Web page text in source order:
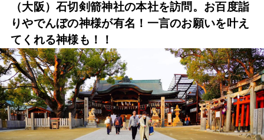
（大阪）石切剣箭神社の本社を訪問。お百度詣
りやでんぼの神様が有名！一言のお願いを叶え
てくれる神様も！！